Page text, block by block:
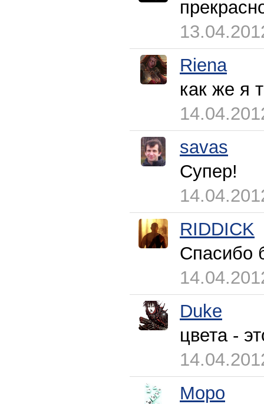
Riena
как же я
savas
Супер!
RIDDICK
Спасибо
Duke
цвета -
Mopo